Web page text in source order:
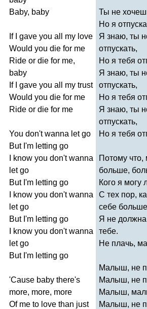
Baby, baby
If gave you all my love
Would you die for me
Ride or die for me,
baby
If
gave you all my trust
Would you die for me
Ride or die for me
You don't wanna let go
But I'm letting go
know you don't wanna
let go
But I'm letting go
know you don't wanna
let go
But I'm letting go
know you don't wanna
let go
But I'm letting go
'Cause baby there's
more, more, more
Of me to love than just
Ты не
Но я
Я знаю, ты
отпускать,
Но я тебя
Я знаю, ты
отпускать,
Но я тебя
Я знаю, ты
отпускать,
Но я тебя
Потому
больше,
Кого я могу
С тех пор,
себе
Я не должна
тебе.
Не плачь,
Малыш, не
Малыш, не
Малыш,
Малыш, не